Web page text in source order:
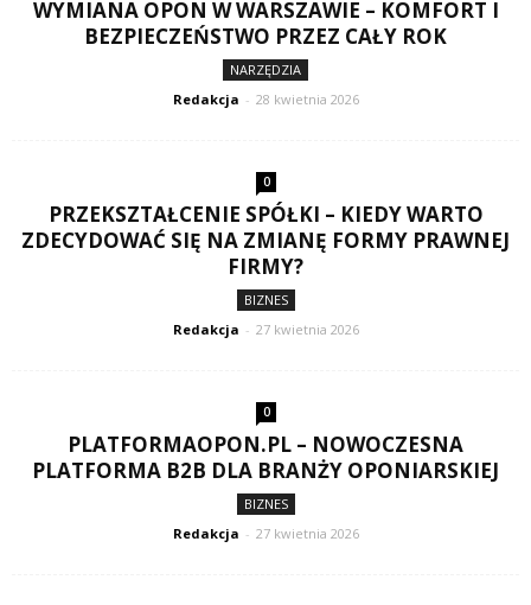
WYMIANA OPON W WARSZAWIE – KOMFORT I
BEZPIECZEŃSTWO PRZEZ CAŁY ROK
NARZĘDZIA
Redakcja - 28 kwietnia 2026
0
PRZEKSZTAŁCENIE SPÓŁKI – KIEDY WARTO
ZDECYDOWAĆ SIĘ NA ZMIANĘ FORMY PRAWNEJ
FIRMY?
BIZNES
Redakcja - 27 kwietnia 2026
0
PLATFORMAOPON.PL – NOWOCZESNA
PLATFORMA B2B DLA BRANŻY OPONIARSKIEJ
BIZNES
Redakcja - 27 kwietnia 2026